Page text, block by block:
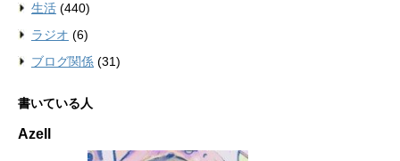
生活 (440)
ラジオ (6)
ブログ関係 (31)
書いている人
Azell